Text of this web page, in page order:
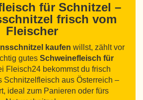
für Schnitzel –
frisch vom
Fleischer
kaufen willst, zählt vor
gutes Schweinefleisch für
Fleisch24 bekommst du frisch
Schnitzelfleisch aus Österreich –
ideal zum Panieren oder fürs